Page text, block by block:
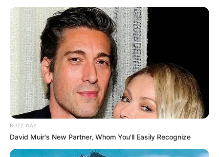
BUZZ DAY
David Muir's New Partner, Whom You'll Easily Recognize